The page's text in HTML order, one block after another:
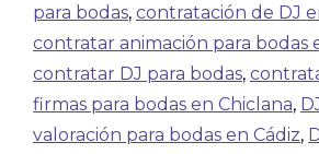
para bodas, contratación de DJ
contratar animación para bodas
contratar DJ para bodas,
firmas para bodas en Chiclana,
valoración para bodas en Cádiz,